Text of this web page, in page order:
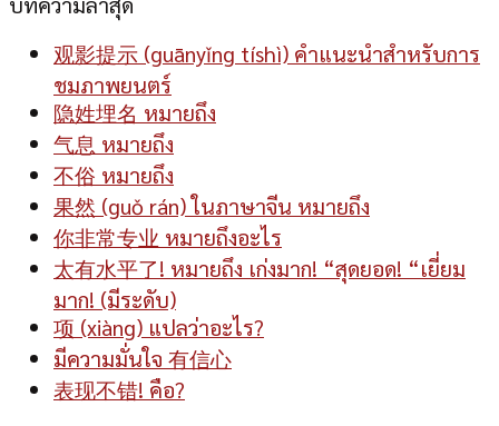
观影提示 (guānyǐng tíshì) คำแนะนำสำหรับการ
ชมภาพยนตร์
隐姓埋名 หมายถึง
气息 หมายถึง
不俗 หมายถึง
果然 (guǒ rán) ในภาษาจีน หมายถึง
你非常专业 หมายถึงอะไร
太有水平了! หมายถึง เก่งมาก! “สุดยอด! “เยี่ยม
มาก! (มีระดับ)
项 (xiàng) แปลว่าอะไร?
มีความมั่นใจ 有信心
表现不错! คือ?